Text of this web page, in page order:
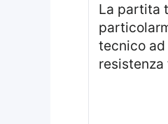
La partita
tecnico